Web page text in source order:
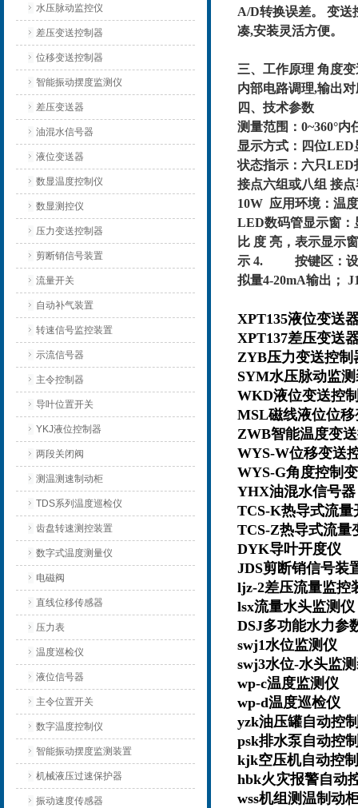
水压脉动监控仪
差压变送控制器
位移变送控制器
智能振动摆度监测仪
差压变送器
油混水信号器
液位变送器
数显温度控制仪
数显测控仪
压力变送控制器
剪断销信号装置
流量开关
自动补气装置
转速信号监控装置
示流信号器
主令控制器
导叶位置开关
YKJ液位控制器
两段关闭阀
测温测速制动柜
TDS系列温度巡检仪
齿盘转速测控装置
数字式温度测量仪
电磁阀
直线位移传感器
压力表
温度巡检仪
液位信号器
主令位置开关
数字温度控制仪
智能振动摆度监测装置
机械液压过速保护器
振动速度传感器
A/D转换误差。 变送
凑,安装灵活方便。
三、工作原理 角度
内部电路调理,输出
四、技术参数
测量范围：0~360°
显示方式：四位
状态指示：六只
接点六组或八组 接
10W 应用环境：温
LED数码管显示窗
比 度 亮，表示显
示 4. 按键区：设置
拟量4-20mA输出；
XPT135液位变
XPT137差压变
ZYB压力变送控
SYM水压脉动
WKD液位变送控
MSL磁线液位位
ZWB智能温度变
WYS-W位移变送
WYS-G角度控制
YHX油混水信号
TCS-K热导式流
TCS-Z热导式流
DYK导叶开度仪
JDS剪断销信号
ljz-2差压流量监
lsx流量水头监测
DSJ多功能水力
swj1水位监测仪
swj3水位-水头监
wp-c温度监测仪
wp-d温度巡检仪
yzk油压罐自动控
psk排水泵自动控
kjk空压机自动控
hbk火灾报警自
wss机组测温制